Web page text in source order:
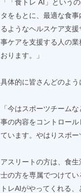
「「食トレ AI」という
タをもとに、最適な食
るようなヘルスケア支
事ケアを支援する人の
おります。」
具体的に皆さんどのよ
「今はスポーツチーム
事の内容をコントロー
ています。やはりスポー
アスリートの方は、食
士の方を専属でつけて
トレAIがやってくれる、